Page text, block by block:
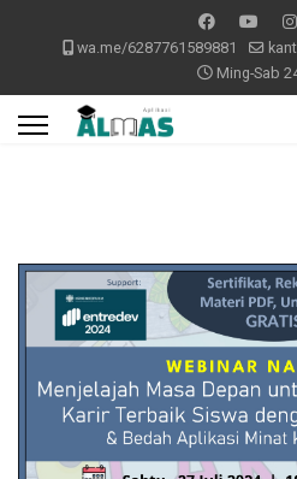
wa.me/6287761589881
Ming-Sab